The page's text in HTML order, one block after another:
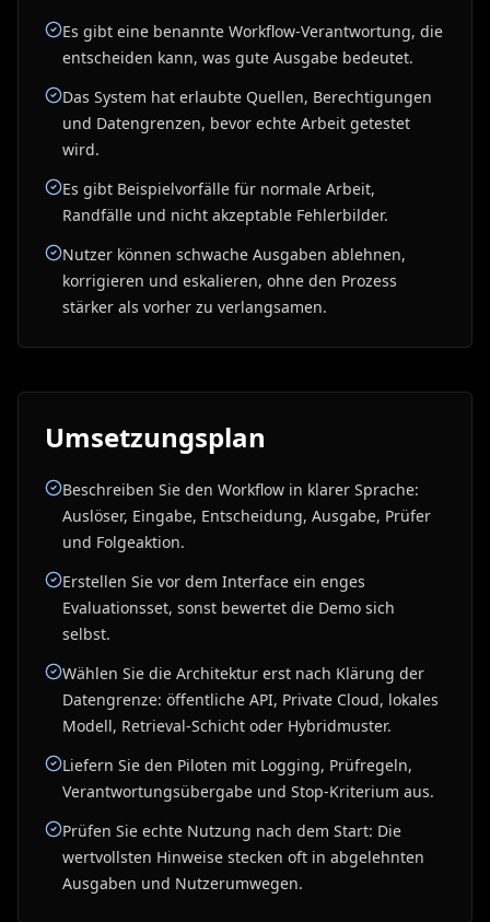
Es gibt eine benannte Workflow-Verantwortung, die
entscheiden kann, was gute Ausgabe bedeutet.
Das System hat erlaubte Quellen, Berechtigungen
und Datengrenzen, bevor echte Arbeit getestet
wird.
Es gibt Beispielvorfälle für normale Arbeit,
Randfälle und nicht akzeptable Fehlerbilder.
Nutzer können schwache Ausgaben ablehnen,
korrigieren und eskalieren, ohne den Prozess
stärker als vorher zu verlangsamen.
Umsetzungsplan
Beschreiben Sie den Workflow in klarer Sprache:
Auslöser, Eingabe, Entscheidung, Ausgabe, Prüfer
und Folgeaktion.
Erstellen Sie vor dem Interface ein enges
Evaluationsset, sonst bewertet die Demo sich
selbst.
Wählen Sie die Architektur erst nach Klärung der
Datengrenze: öffentliche API, Private Cloud, lokales
Modell, Retrieval-Schicht oder Hybridmuster.
Liefern Sie den Piloten mit Logging, Prüfregeln,
Verantwortungsübergabe und Stop-Kriterium aus.
Prüfen Sie echte Nutzung nach dem Start: Die
wertvollsten Hinweise stecken oft in abgelehnten
Ausgaben und Nutzerumwegen.